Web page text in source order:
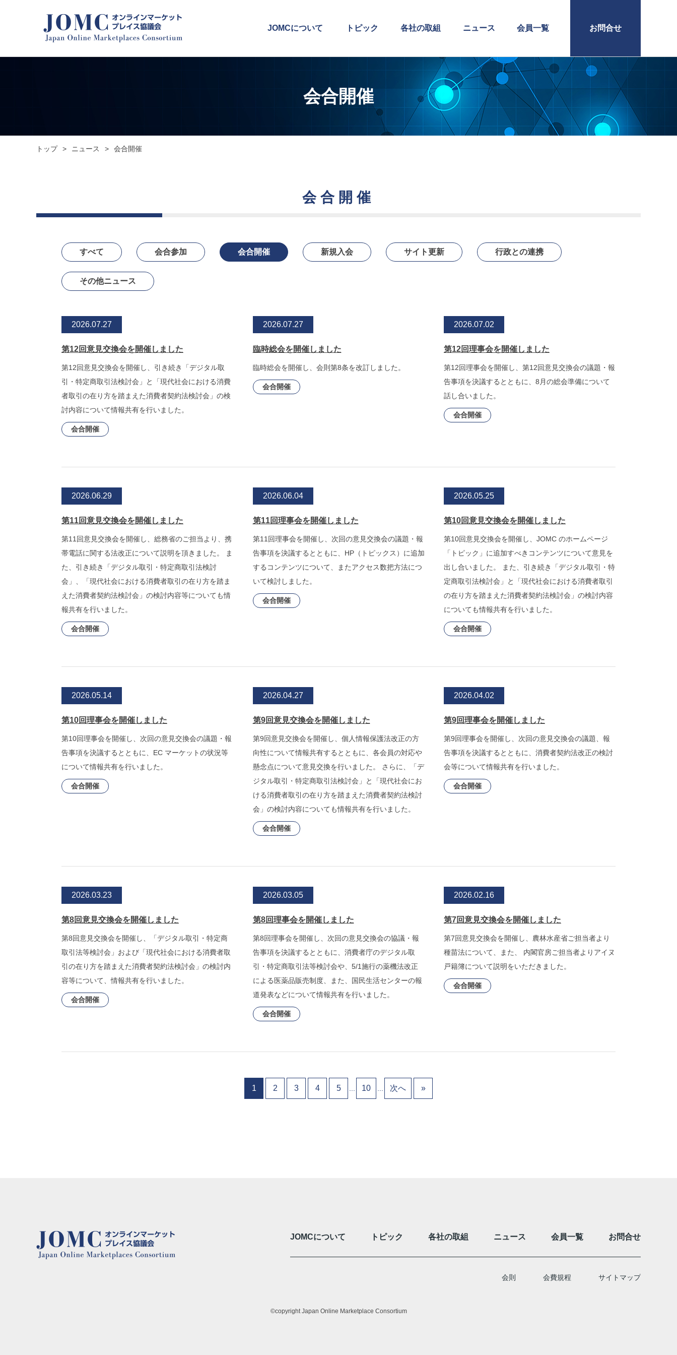
JOMCについて トピック 各社の取組 ニュース 会員一覧 お問合せ
会合開催
トップ > ニュース > 会合開催
会合開催
すべて 会合参加 会合開催 新規入会 サイト更新 行政との連携
その他ニュース
2026.07.27
第12回意見交換会を開催しました
第12回意見交換会を開催し、引き続き「デジタル取
引・特定商取引法検討会」と「現代社会における消費
者取引の在り方を踏まえた消費者契約法検討会」の検
討内容について情報共有を行いました。
会合開催
2026.07.27
臨時総会を開催しました
臨時総会を開催し、会則第8条を改訂しました。
会合開催
2026.07.02
第12回理事会を開催しました
第12回理事会を開催し、第12回意見交換会の議題・報
告事項を決議するとともに、8月の総会準備について
話し合いました。
会合開催
2026.06.29
第11回意見交換会を開催しました
第11回意見交換会を開催し、総務省のご担当より、携
帯電話に関する法改正について説明を頂きました。 ま
た、引き続き「デジタル取引・特定商取引法検討
会」、「現代社会における消費者取引の在り方を踏ま
えた消費者契約法検討会」の検討内容等についても情
報共有を行いました。
会合開催
2026.06.04
第11回理事会を開催しました
第11回理事会を開催し、次回の意見交換会の議題・報
告事項を決議するとともに、HP（トピックス）に追加
するコンテンツについて、またアクセス数把方法につ
いて検討しました。
会合開催
2026.05.25
第10回意見交換会を開催しました
第10回意見交換会を開催し、JOMC のホームページ
「トピック」に追加すべきコンテンツについて意見を
出し合いました。 また、引き続き「デジタル取引・特
定商取引法検討会」と「現代社会における消費者取引
の在り方を踏まえた消費者契約法検討会」の検討内容
についても情報共有を行いました。
会合開催
2026.05.14
第10回理事会を開催しました
第10回理事会を開催し、次回の意見交換会の議題・報
告事項を決議するとともに、EC マーケットの状況等
について情報共有を行いました。
会合開催
2026.04.27
第9回意見交換会を開催しました
第9回意見交換会を開催し、個人情報保護法改正の方
向性について情報共有するとともに、各会員の対応や
懸念点について意見交換を行いました。 さらに、「デ
ジタル取引・特定商取引法検討会」と「現代社会にお
ける消費者取引の在り方を踏まえた消費者契約法検討
会」の検討内容についても情報共有を行いました。
会合開催
2026.04.02
第9回理事会を開催しました
第9回理事会を開催し、次回の意見交換会の議題、報
告事項を決議するとともに、消費者契約法改正の検討
会等について情報共有を行いました。
会合開催
2026.03.23
第8回意見交換会を開催しました
第8回意見交換会を開催し、「デジタル取引・特定商
取引法等検討会」および「現代社会における消費者取
引の在り方を踏まえた消費者契約法検討会」の検討内
容等について、情報共有を行いました。
会合開催
2026.03.05
第8回理事会を開催しました
第8回理事会を開催し、次回の意見交換会の協議・報
告事項を決議するとともに、消費者庁のデジタル取
引・特定商取引法等検討会や、5/1施行の薬機法改正
による医薬品販売制度、また、国民生活センターの報
道発表などについて情報共有を行いました。
会合開催
2026.02.16
第7回意見交換会を開催しました
第7回意見交換会を開催し、農林水産省ご担当者より
種苗法について、また、 内閣官房ご担当者よりアイヌ
戸籍簿について説明をいただきました。
会合開催
1 2 3 4 5 10 次へ »
JOMCについて トピック 各社の取組 ニュース 会員一覧 お問合せ
会則 会費規程 サイトマップ
©copyright Japan Online Marketplace Consortium